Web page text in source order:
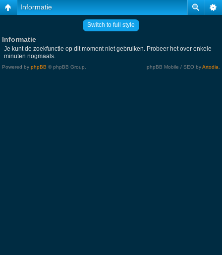
Informatie
Switch to full style
Informatie
Je kunt de zoekfunctie op dit moment niet gebruiken. Probeer het over enkele
minuten nogmaals.
Powered by phpBB © phpBB Group. phpBB Mobile / SEO byArtodia